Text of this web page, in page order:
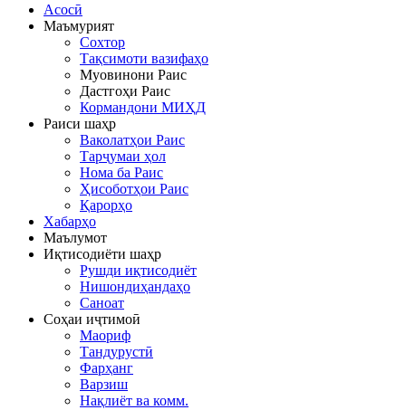
Асосӣ
Маъмурият
Сохтор
Тақсимоти вазифаҳо
Муовинони Раис
Дастгоҳи Раис
Кормандони МИҲД
Раиси шаҳр
Ваколатҳои Раис
Тарҷумаи ҳол
Нома ба Раис
Ҳисоботҳои Раис
Қарорҳо
Хабарҳо
Маълумот
Иқтисодиёти шаҳр
Рушди иқтисодиёт
Нишондиҳандаҳо
Саноат
Соҳаи иҷтимоӣ
Маориф
Тандурустӣ
Фарҳанг
Варзиш
Нақлиёт ва комм.